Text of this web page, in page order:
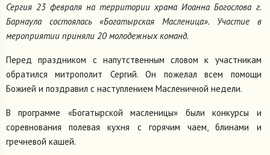
Сергия 23 февраля на территории храма Иоанна Богослова г.
Барнаула состоялась «Богатырская Масленица». Участие в
мероприятии приняли 20 молодежных команд.
Перед праздником с напутственным словом к участникам
обратился митрополит Сергий. Он пожелал всем помощи
Божией и поздравил с наступлением Масленичной недели.
В программе «Богатырской масленицы» были конкурсы и
соревнования полевая кухня с горячим чаем, блинами и
гречневой кашей.